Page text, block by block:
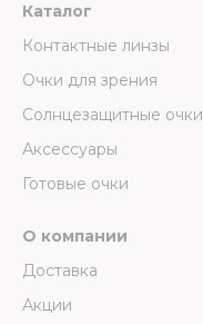
Каталог
Контактные линзы
Очки для зрения
Солнцезащитные очки
Аксессуары
Готовые очки
О компании
Доставка
Акции